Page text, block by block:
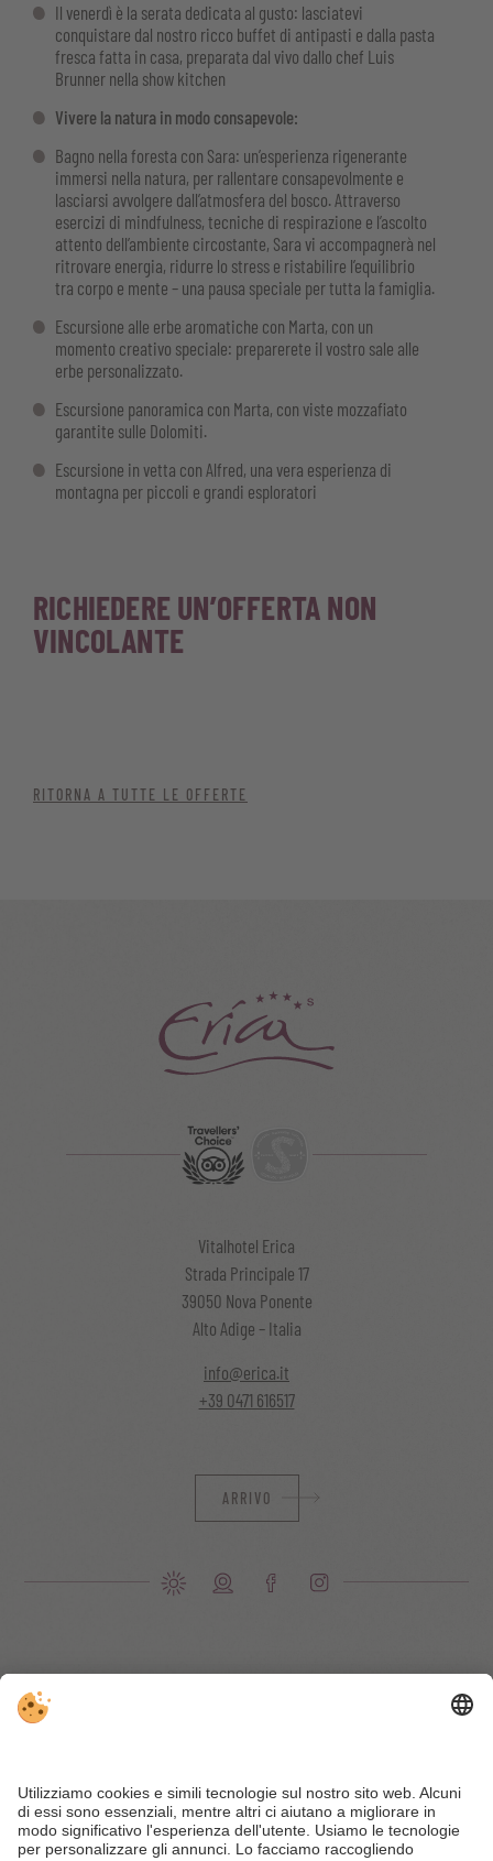
Il venerdì è la serata dedicata al gusto: lasciatevi
conquistare dal nostro ricco buffet di antipasti e dalla pasta
fresca fatta in casa, preparata dal vivo dallo chef Luis
Brunner nella show kitchen
Vivere la natura in modo consapevole:
Bagno nella foresta con Sara: un’esperienza rigenerante
immersi nella natura, per rallentare consapevolmente e
lasciarsi avvolgere dall’atmosfera del bosco. Attraverso
esercizi di mindfulness, tecniche di respirazione e l’ascolto
attento dell’ambiente circostante, Sara vi accompagnerà nel
ritrovare energia, ridurre lo stress e ristabilire l’equilibrio
tra corpo e mente – una pausa speciale per tutta la famiglia.
Escursione alle erbe aromatiche con Marta, con un
momento creativo speciale: preparerete il vostro sale alle
erbe personalizzato.
Escursione panoramica con Marta, con viste mozzafiato
garantite sulle Dolomiti.
Escursione in vetta con Alfred, una vera esperienza di
montagna per piccoli e grandi esploratori
RICHIEDERE UN’OFFERTA NON
VINCOLANTE
RITORNA A TUTTE LE OFFERTE
Vitalhotel Erica
Strada Principale 17
39050 Nova Ponente
Alto Adige – Italia
info@erica.it
+39 0471 616517
ARRIVO